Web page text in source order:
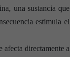
una sustancia que
estimula el
afecta directamente a